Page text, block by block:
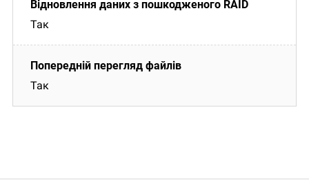
Так
Так